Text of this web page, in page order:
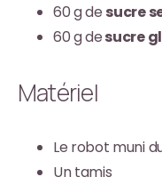
60 g de sucre
60 g desucre
Matériel
Le robot muni
Un tamis